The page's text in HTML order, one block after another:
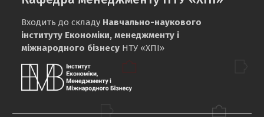
Входить до складу Навчально-наукового
інституту Економіки, менеджменту і
міжнародного бізнесу НТУ «ХПІ»